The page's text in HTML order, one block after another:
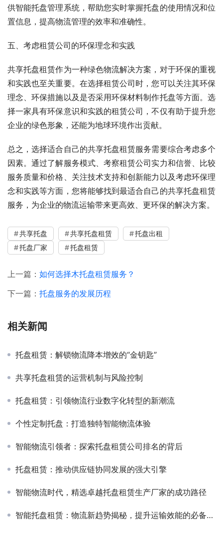
供智能托盘管理系统，帮助您实时掌握托盘的使用情况和位
置信息，提高物流管理的效率和准确性。
五、考虑租赁公司的环保理念和实践
共享托盘租赁作为一种绿色物流解决方案，对于环保的重视
和实践也至关重要。在选择租赁公司时，您可以关注其环保
理念、环保措施以及是否采用环保材料制作托盘等方面。选
择一家具有环保意识和实践的租赁公司，不仅有助于提升您
企业的绿色形象，还能为地球环境作出贡献。
总之，选择适合自己的共享托盘租赁服务需要综合考虑多个
因素。通过了解服务模式、考察租赁公司实力和信誉、比较
服务质量和价格、关注技术支持和创新能力以及考虑环保理
念和实践等方面，您将能够找到最适合自己的共享托盘租赁
服务，为企业的物流运输带来更高效、更环保的解决方案。
共享托盘 共享托盘租赁
托盘出租
托盘厂家
托盘租赁
上一篇： 如何选择木托盘租赁服务？
下一篇： 托盘服务的发展历程
相关新闻
托盘租赁：解锁物流降本增效的“金钥匙”
共享托盘租赁的运营机制与风险控制
托盘租赁：引领物流行业数字化转型的新潮流
个性定制托盘：打造独特智能物流体验
智能物流引领者：探索托盘租赁公司排名的背后
托盘租赁：推动供应链协同发展的强大引擎
智能物流时代，精选卓越托盘租赁生产厂家的成功路径
智能托盘租赁：物流新趋势揭秘，提升运输效能的必备利器！